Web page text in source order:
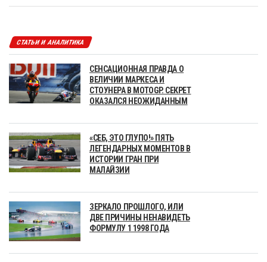
СТАТЬИ И АНАЛИТИКА
СЕНСАЦИОННАЯ ПРАВДА О
ВЕЛИЧИИ МАРКЕСА И
СТОУНЕРА В MOTOGP. СЕКРЕТ
ОКАЗАЛСЯ НЕОЖИДАННЫМ
«СЕБ, ЭТО ГЛУПО!» ПЯТЬ
ЛЕГЕНДАРНЫХ МОМЕНТОВ В
ИСТОРИИ ГРАН ПРИ
МАЛАЙЗИИ
ЗЕРКАЛО ПРОШЛОГО, ИЛИ
ДВЕ ПРИЧИНЫ НЕНАВИДЕТЬ
ФОРМУЛУ 1 1998 ГОДА